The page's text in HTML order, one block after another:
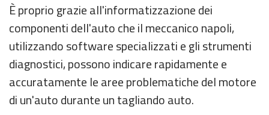
È proprio grazie all'informatizzazione dei
componenti dell'auto che il meccanico napoli,
utilizzando software specializzati e gli strumenti
diagnostici, possono indicare rapidamente e
accuratamente le aree problematiche del motore
di un'auto durante un tagliando auto.